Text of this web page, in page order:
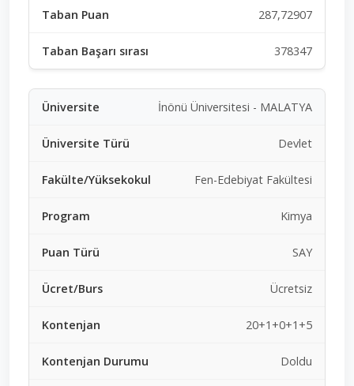
287,72907
378347
İnönü Üniversitesi - MALATYA
Devlet
Fen-Edebiyat Fakültesi
Kimya
SAY
Ücretsiz
20+1+0+1+5
Doldu